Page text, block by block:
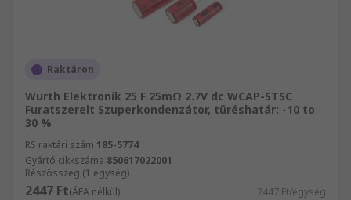
Raktáron
Wurth Elektronik 25 F 25mΩ 2.7V dc WCAP-STSC
Furatszerelt Szuperkondenzátor, tűréshatár: -10 to
30 %
RS raktári szám 185-5774
Gyártó cikkszáma 850617022001
Részösszeg (1 egység)
2447 Ft(ÁFA nélkül) 2447 Ft/egység